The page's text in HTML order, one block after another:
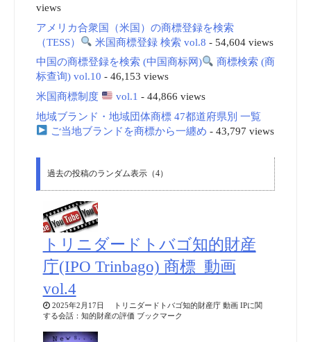
views
アメリカ合衆国（米国）の商標登録を検索
（TESS）
米国商標登録 検索 vol.8 - 54,604 views
中国の商標登録を検索 (中国商标网)
商標検索 (商
标查询) vol.10 - 46,153 views
米国商標制度
vol.1 - 44,866 views
地域ブランド・地域団体商標 47都道府県別 一覧
ご当地ブランドを商標から一纏め - 43,797 views
過去の投稿のランダム表示（4）
トリニダードトバゴ知的財産
庁(IPO Trinbago) 商標_動画
vol.4
2025年2月17日 トリニダードトバゴ知的財産庁 動画 IPに関
する会話：知的財産の評価 ブックマーク